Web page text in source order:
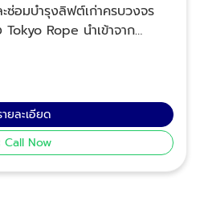
ซ่อมบำรุงลิฟต์เก่าครบวงจร
Rope นำเข้าจาก
Wolf จากยุโรป รองรับ
วโมง รับซ่อมลิฟต์
คอนโด-ลิฟต์อพาร์ทเม้นท์ ซ่อม
พยาบาล ซ่อมลิฟต์โรงงาน
ช่างซ่อมลิฟต์มืออาชีพ แก้จบ
ยละเอียด
Call Now